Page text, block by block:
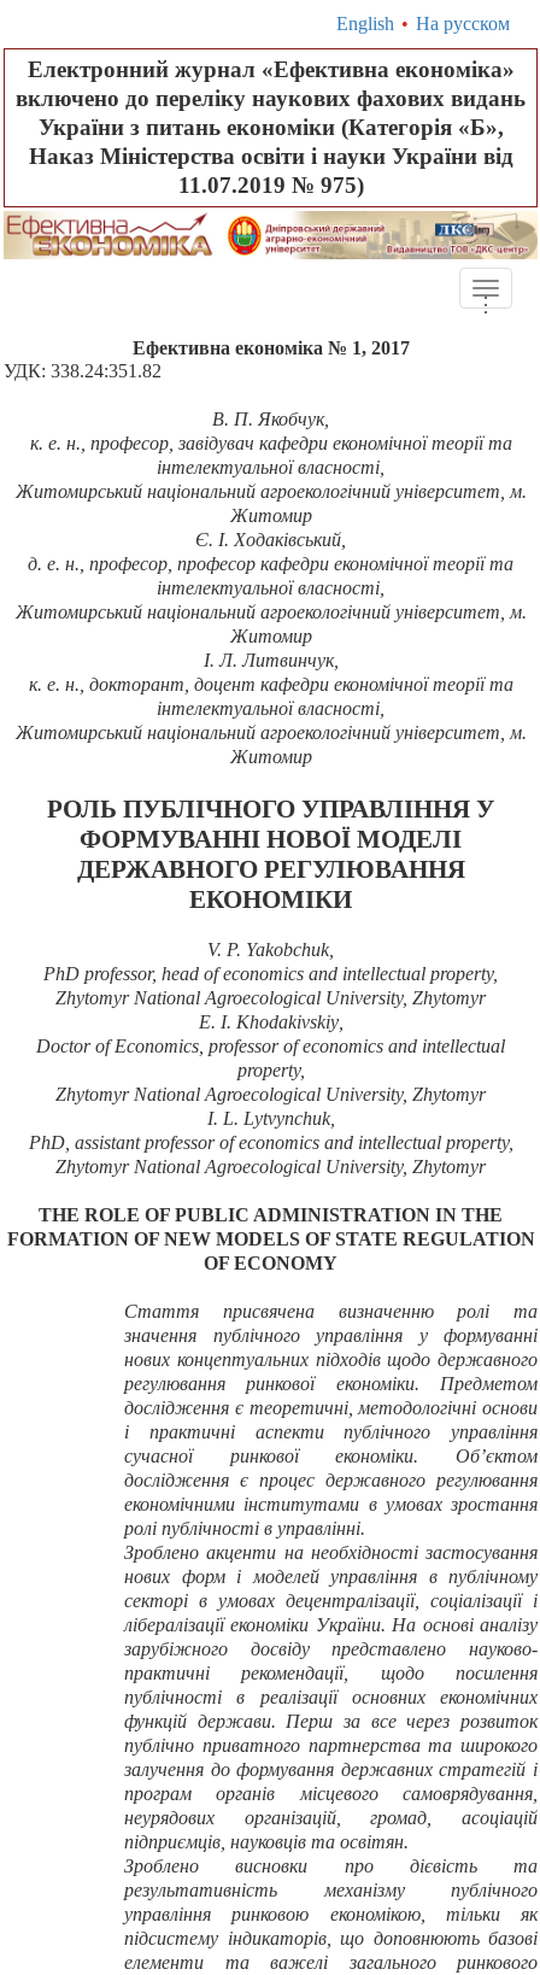
English • На русском
Електронний журнал «Ефективна економіка»
включено до переліку наукових фахових видань
України з питань економіки (Категорія «Б»,
Наказ Міністерства освіти і науки України від
11.07.2019 № 975)
Toggle
...
Ефективна економіка № 1, 2017
УДК: 338.24:351.82
В. П. Якобчук,
к. е. н., професор, завідувач кафедри економічної теорії та
інтелектуальної власності,
Житомирський національний агроекологічний університет, м.
Житомир
Є. І. Ходаківський,
д. е. н., професор, професор кафедри економічної теорії та
інтелектуальної власності,
Житомирський національний агроекологічний університет, м.
Житомир
І. Л. Литвинчук,
к. е. н., докторант, доцент кафедри економічної теорії та
інтелектуальної власності,
Житомирський національний агроекологічний університет, м.
Житомир
РОЛЬ ПУБЛІЧНОГО УПРАВЛІННЯ У
ФОРМУВАННІ НОВОЇ МОДЕЛІ
ДЕРЖАВНОГО РЕГУЛЮВАННЯ
ЕКОНОМІКИ
V. P. Yakobchuk,
PhD professor, head of economics and intellectual property,
Zhytomyr National Agroecological University, Zhytomyr
E. I. Khodakivskiy,
Doctor of Economics, professor of economics and intellectual
property,
Zhytomyr National Agroecological University, Zhytomyr
I. L. Lytvynchuk,
PhD, assistant professor of economics and intellectual property,
Zhytomyr National Agroecological University, Zhytomyr
THE ROLE OF PUBLIC ADMINISTRATION IN THE
FORMATION OF NEW MODELS OF STATE REGULATION
OF ECONOMY
Стаття присвячена визначенню ролі та
значення публічного управління у формуванні
нових концептуальних підходів щодо державного
регулювання ринкової економіки. Предметом
дослідження є теоретичні, методологічні основи
і практичні аспекти публічного управління
сучасної ринкової економіки. Об’єктом
дослідження є процес державного регулювання
економічними інститутами в умовах зростання
ролі публічності в управлінні.
Зроблено акценти на необхідності застосування
нових форм і моделей управління в публічному
секторі в умовах децентралізації, соціалізації і
лібералізації економіки України. На основі аналізу
зарубіжного досвіду представлено науково-
практичні рекомендації, щодо посилення
публічності в реалізації основних економічних
функцій держави. Перш за все через розвиток
публічно приватного партнерства та широкого
залучення до формування державних стратегій і
програм органів місцевого самоврядування,
неурядових організацій, громад, асоціацій
підприємців, науковців та освітян.
Зроблено висновки про дієвість та
результативність механізму публічного
управління ринковою економікою, тільки як
підсистему індикаторів, що доповнюють базові
елементи та важелі загального ринкового